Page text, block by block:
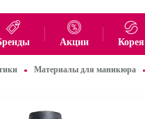
Акции Корея
Материалы для маникюра